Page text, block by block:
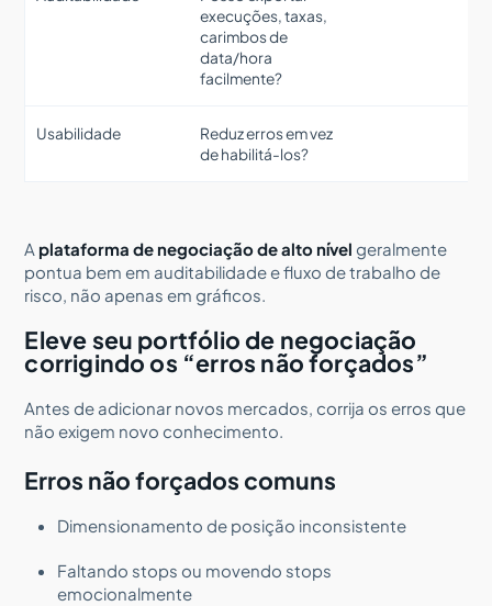
execuções, taxas,
carimbos de
data/hora
facilmente?
Usabilidade
Reduz erros em vez
de habilitá-los?
A plataforma de negociação de alto nível geralmente
pontua bem em auditabilidade e fluxo de trabalho de
risco, não apenas em gráficos.
Eleve seu portfólio de negociação
corrigindo os “erros não forçados”
Antes de adicionar novos mercados, corrija os erros que
não exigem novo conhecimento.
Erros não forçados comuns
Dimensionamento de posição inconsistente
Faltando stops ou movendo stops
emocionalmente